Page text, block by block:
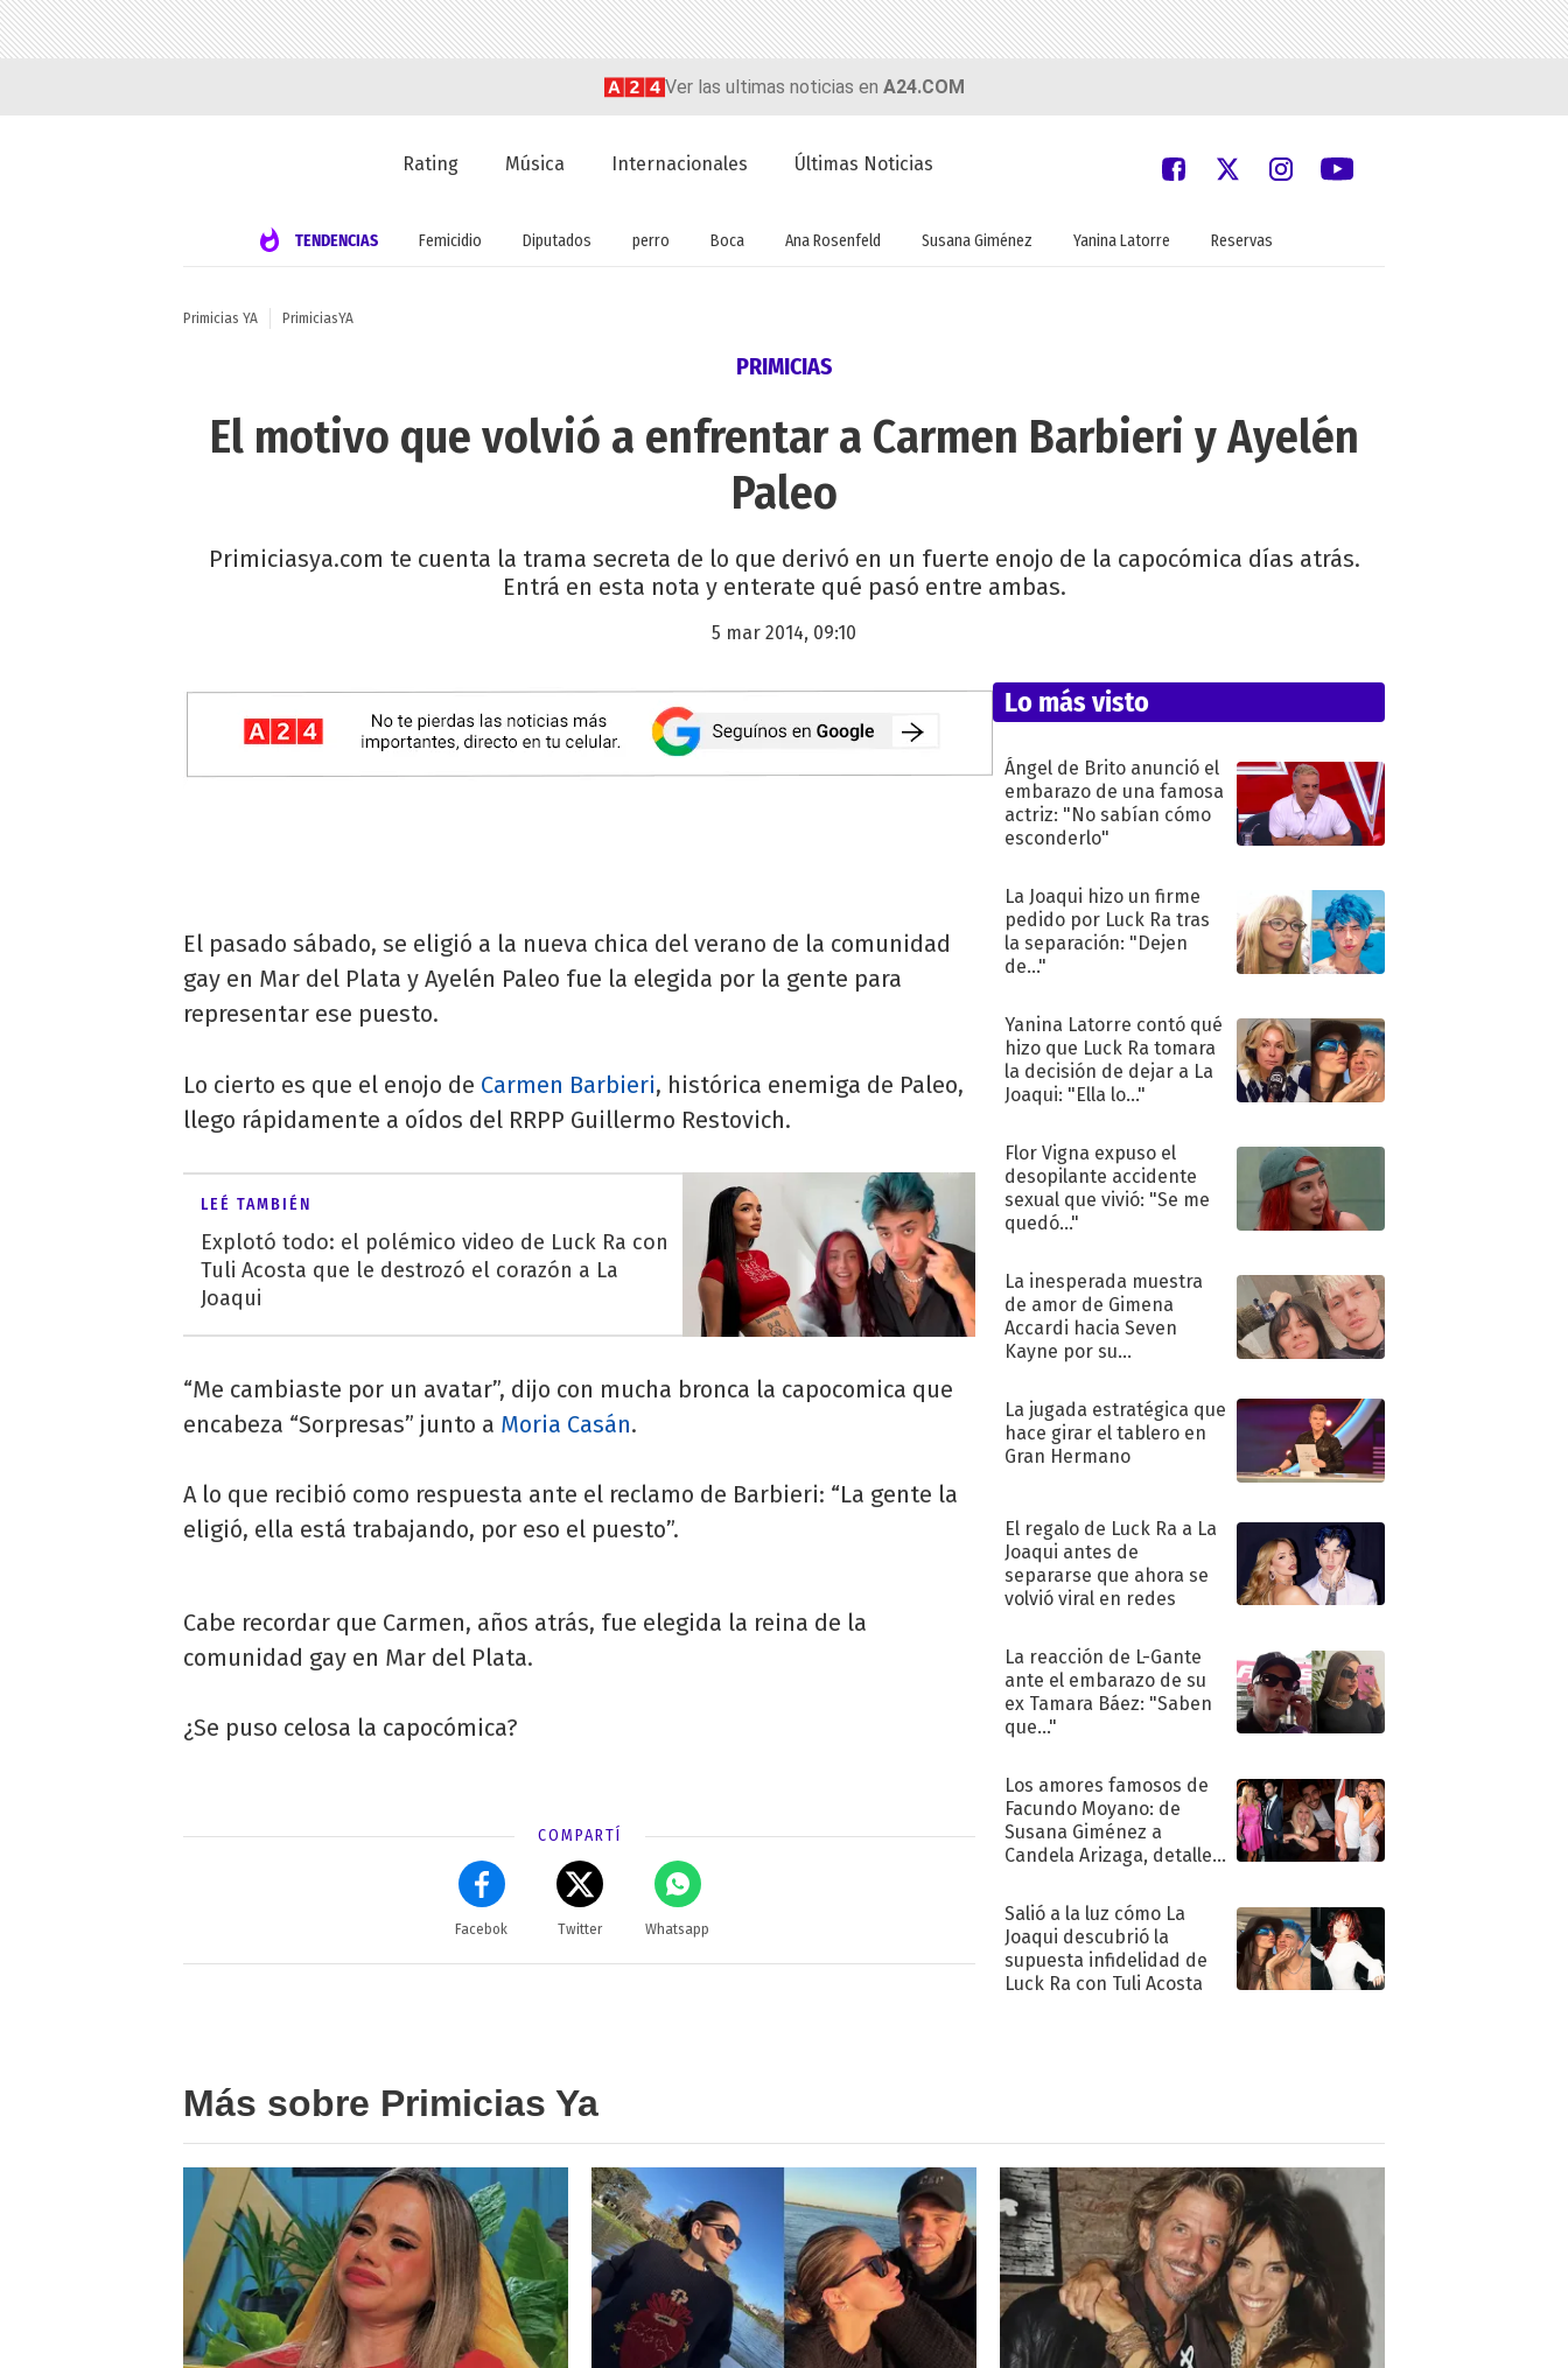
Ver las ultimas noticias en A24.COM
Rating Música Internacionales Últimas Noticias
TENDENCIAS Femicidio Diputados perro Boca Ana Rosenfeld Susana Giménez Yanina Latorre Reservas
Primicias YA PrimiciasYA
PRIMICIAS
El motivo que volvió a enfrentar a Carmen Barbieri y Ayelén
Paleo
Primiciasya.com te cuenta la trama secreta de lo que derivó en un fuerte enojo de la capocómica días atrás.
Entrá en esta nota y enterate qué pasó entre ambas.
5 mar 2014, 09:10
El pasado sábado, se eligió a la nueva chica del verano de la comunidad
gay en Mar del Plata y Ayelén Paleo fue la elegida por la gente para
representar ese puesto.
Lo cierto es que el enojo de Carmen Barbieri, histórica enemiga de Paleo,
llego rápidamente a oídos del RRPP Guillermo Restovich.
LEÉ TAMBIÉN
Explotó todo: el polémico video de Luck Ra con
Tuli Acosta que le destrozó el corazón a La
Joaqui
“Me cambiaste por un avatar”, dijo con mucha bronca la capocomica que
encabeza “Sorpresas” junto a Moria Casán.
A lo que recibió como respuesta ante el reclamo de Barbieri: “La gente la
eligió, ella está trabajando, por eso el puesto”.
Cabe recordar que Carmen, años atrás, fue elegida la reina de la
comunidad gay en Mar del Plata.
¿Se puso celosa la capocómica?
COMPARTÍ
Facebok Twitter Whatsapp
Lo más visto
Ángel de Brito anunció el
embarazo de una famosa
actriz: "No sabían cómo
esconderlo"
La Joaqui hizo un firme
pedido por Luck Ra tras
la separación: "Dejen
de..."
Yanina Latorre contó qué
hizo que Luck Ra tomara
la decisión de dejar a La
Joaqui: "Ella lo..."
Flor Vigna expuso el
desopilante accidente
sexual que vivió: "Se me
quedó..."
La inesperada muestra
de amor de Gimena
Accardi hacia Seven
Kayne por su
La jugada estratégica que
hace girar el tablero en
Gran Hermano
El regalo de Luck Ra a La
Joaqui antes de
separarse que ahora se
volvió viral en redes
La reacción de L-Gante
ante el embarazo de su
ex Tamara Báez: "Saben
que..."
Los amores famosos de
Facundo Moyano: de
Susana Giménez a
Candela Arizaga, detalles
sentimental
Salió a la luz cómo La
Joaqui descubrió la
supuesta infidelidad de
Luck Ra con Tuli Acosta
Más sobre Primicias Ya